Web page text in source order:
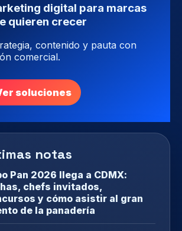
digital para marcas
quieren crecer
contenido y pauta con
comercial.
soluciones
notas
Pan 2026 llega a CDMX:
chefs invitados,
y cómo asistir al gran
de la panadería